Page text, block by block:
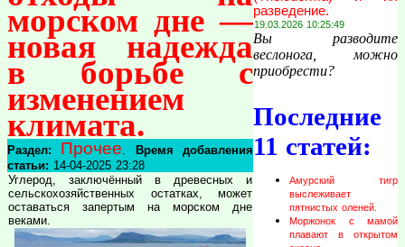
морском дне —
новая надежда
в борьбе с
изменением
климата.
Раздел: Прочее.
Время добавления
статьи: 14-04-2025 23:28
Углерод, заключённый в древесных и
сельскохозяйственных остатках, может
оставаться запертым на морском дне
веками.
разведение.
19.03.2026 10:25:49
Вы разводите
веслонога, можно
приобрести?
Последние
11 статей:
Амурский тигр
выслеживает
пятнистых оленей.
Моржонок с мамой
плавают в открытом